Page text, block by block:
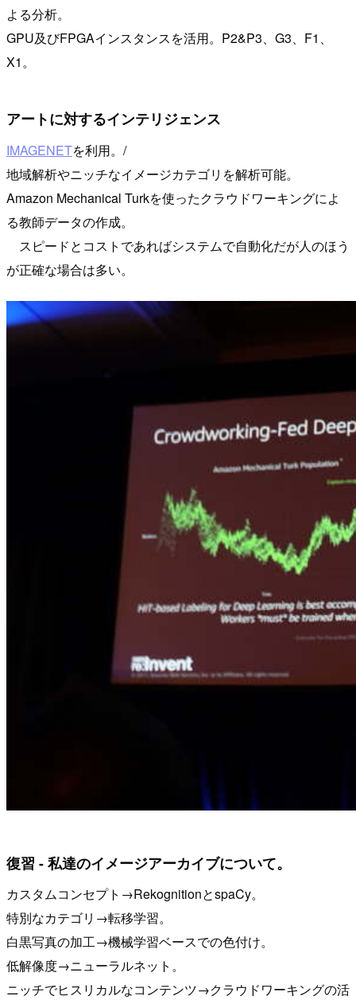
よる分析。
GPU及びFPGAインスタンスを活用。P2&P3、G3、F1、
X1。
アートに対するインテリジェンス
IMAGENETを利用。/
地域解析やニッチなイメージカテゴリを解析可能。
Amazon Mechanical Turkを使ったクラウドワーキングによ
る教師データの作成。
スピードとコストであればシステムで自動化だが人のほう
が正確な場合は多い。
復習 - 私達のイメージアーカイブについて。
カスタムコンセプト→RekognitionとspaCy。
特別なカテゴリ→転移学習。
白黒写真の加工→機械学習ベースでの色付け。
低解像度→ニューラルネット。
ニッチでヒスリカルなコンテンツ→クラウドワーキングの活